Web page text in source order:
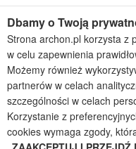
Projekty domów
Projekty domów
Projekty domów
Projekty domów
2026 © ARCHON+ Biuro
projekty domów - autorska
przez arch. Barbarę Mendel
Z uwagi na ciągłe
normą ISO 9001),
Dbamy o Twoją
Strona archon.pl korzysta z
w celu zapewnienia
Możemy również
partnerów w celach
szczególności w celach
Korzystanie z
cookies wymaga zgody,